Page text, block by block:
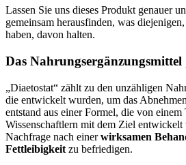
Lassen Sie uns dieses Produkt genauer
gemeinsam herausfinden, was
haben, davon halten.
Das Nahrungsergänzungsmittel
„Diaetostat“ zählt zu den unzähligen
die entwickelt wurden, um das
entstand aus einer Formel, die von einem
Wissenschaftlern mit dem Ziel entwickelt
Nachfrage nach einerwirksamen
Fettleibigkeit zu befriedigen.